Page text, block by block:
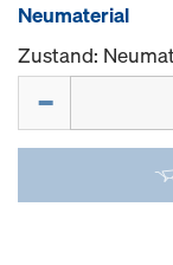
Neumaterial
Zustand: